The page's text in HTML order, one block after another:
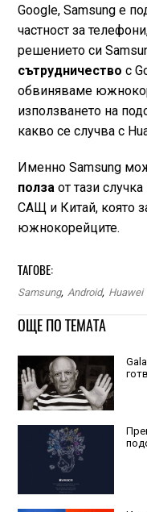
Google, Samsung е
частност за
решението си
сътрудничество с
обвиняваме
използването на
какво се случва с
Именно Samsung
ползаот тази
САЩ и Китай, която
южнокорейците.
ТАГОВЕ:
Samsung, Android, Huawei
ОЩЕ ПО ТЕМАТА